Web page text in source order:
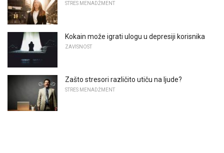
STRES MENADŽMENT
Kokain može igrati ulogu u depresiji korisnika
ZAVISNOST
Zašto stresori različito utiču na ljude?
STRES MENADŽMENT